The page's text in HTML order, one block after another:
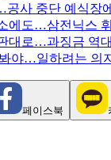
사 중단 예식장
에도…삼전닉스
대로…과징금 역
야…일하려는 의
페이스북